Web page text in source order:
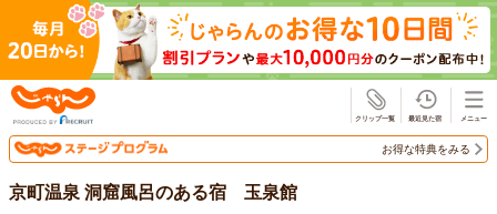
お得な特典をみる
京町温泉 洞窟風呂のある宿 玉泉館